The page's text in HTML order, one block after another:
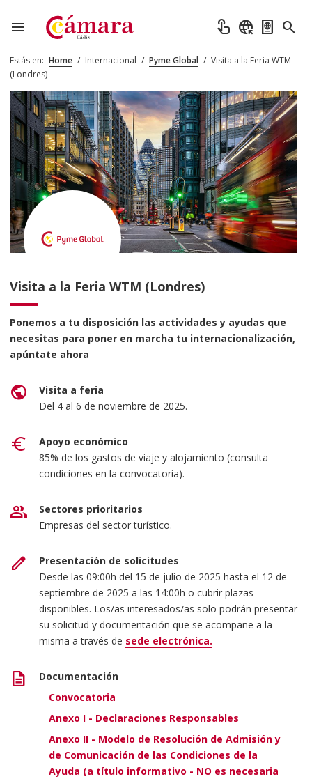
menu touch_app captive_portal passport search
Estás en: Home / Internacional / Pyme Global / Visita a la Feria WTM
(Londres)
Visita a la Feria WTM (Londres)
Ponemos a tu disposición las actividades y ayudas que
necesitas para poner en marcha tu internacionalización,
apúntate ahora
public
Visita a feria
Del 4 al 6 de noviembre de 2025.
euro
Apoyo económico
85% de los gastos de viaje y alojamiento (consulta
condiciones en la convocatoria).
group
Sectores prioritarios
Empresas del sector turístico.
edit
Presentación de solicitudes
Desde las 09:00h del 15 de julio de 2025 hasta el 12 de
septiembre de 2025 a las 14:00h o cubrir plazas
disponibles. Los/as interesados/as solo podrán presentar
su solicitud y documentación que se acompañe a la
misma a través de sede electrónica.
description
Documentación
Convocatoria
Anexo I - Declaraciones Responsables
Anexo II - Modelo de Resolución de Admisión y
de Comunicación de las Condiciones de la
Ayuda (a título informativo - NO es necesaria